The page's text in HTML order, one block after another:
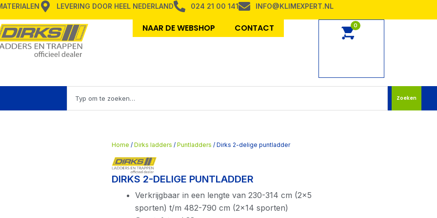
LEVERING DOOR HEEL NEDERLAND 024 21 00 141 INFO@KLIMEXPERT.NL
NAAR DE WEBSHOP CONTACT 0
Zoeken
Home / Dirks ladders / Puntladders / Dirks 2-delige puntladder
DIRKS 2-DELIGE PUNTLADDER
Verkrijgbaar in een lengte van 230-314 cm (2×5
sporten) t/m 482-790 cm (2×14 sporten)